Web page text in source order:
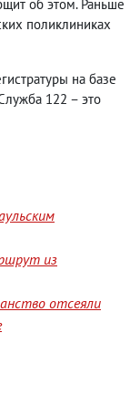
об этом. Раньше
поликлиниках
на базе
122 – это
из
отсеяли